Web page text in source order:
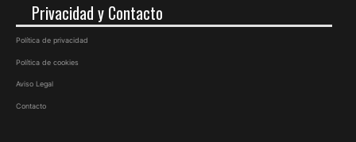
Privacidad y Contacto
Política de privacidad
Política de cookies
Aviso Legal
Contacto